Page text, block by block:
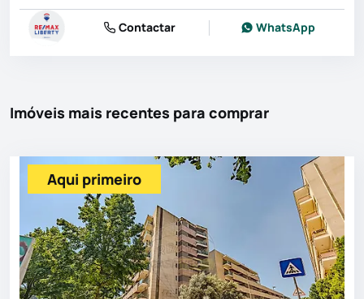
Contactar WhatsApp
Imóveis mais recentes para comprar
Aqui primeiro